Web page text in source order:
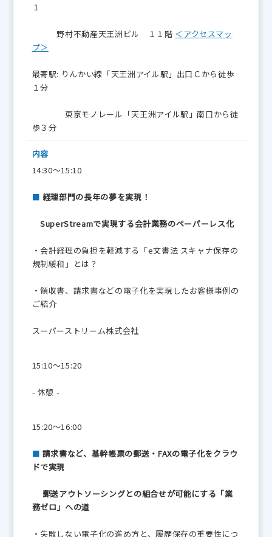
１
野村不動産天王洲ビル １１階 ＜アクセスマッ
プ＞
最寄駅: りんかい線「天王洲アイル駅」出口Ｃから徒歩
１分
東京モノレール「天王洲アイル駅」南口から徒
歩３分
内容
14:30～15:10
■ 経理部門の長年の夢を実現！
SuperStreamで実現する会計業務のペーパーレス化
・会計経理の負担を軽減する「e文書法 スキャナ保存の
規制緩和」とは？
・領収書、請求書などの電子化を実現したお客様事例の
ご紹介
スーパーストリーム株式会社
15:10～15:20
- 休憩 -
15:20～16:00
■ 請求書など、基幹帳票の郵送・FAXの電子化をクラウ
ドで実現
郵送アウトソーシングとの組合せが可能にする「業
務ゼロ」への道
・失敗しない電子化の進め方と、履歴保存の重要性につ